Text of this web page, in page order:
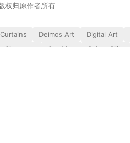
权归原作者所有
Curtains Deimos Art Digital Art
Signature Smoking Sniper Rifle